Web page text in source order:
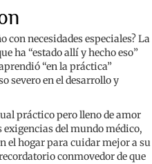
con necesidades especiales? La
ha “estado allí y hecho eso”
“en la práctica”
severo en el desarrollo y
práctico pero lleno de amor
exigencias del mundo médico,
el hogar para cuidar mejor a su
conmovedor de que